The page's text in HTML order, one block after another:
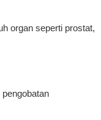
organ seperti prostat,